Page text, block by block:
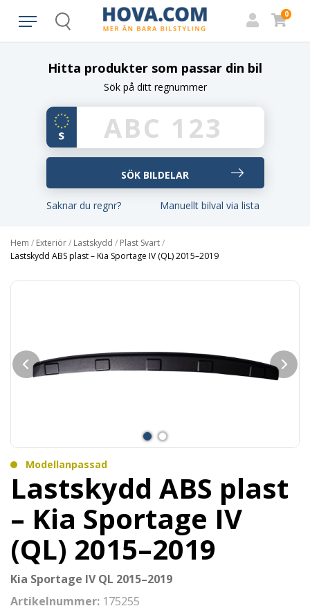
Search
0
Hitta produkter som passar din bil
Sök på ditt regnummer
Saknar du regnr? Manuellt bilval via lista
Hem / Exteriör/ Lastskydd / Plast Svart/
Lastskydd ABS plast – Kia Sportage IV (QL) 2015–2019
Modellanpassad
Lastskydd ABS plast
– Kia Sportage IV
(QL) 2015–2019
Kia Sportage IV QL 2015–2019
Artikelnummer: 175255